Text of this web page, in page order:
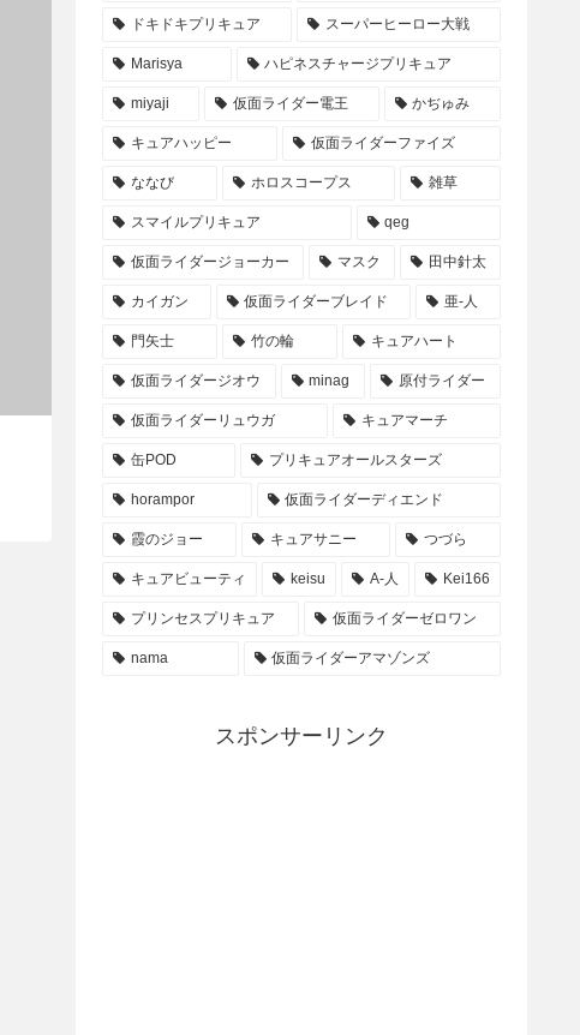
ドキドキプリキュア スーパーヒーロー大戦
Marisya ハピネスチャージプリキュア
miyaji 仮面ライダー電王 かぢゅみ
キュアハッピー 仮面ライダーファイズ
ななび ホロスコープス 雑草
スマイルプリキュア qeg
仮面ライダージョーカー マスク 田中針太
カイガン 仮面ライダーブレイド 亜-人
門矢士 竹の輪 キュアハート
仮面ライダージオウ minag 原付ライダー
仮面ライダーリュウガ キュアマーチ
缶POD プリキュアオールスターズ
horampor 仮面ライダーディエンド
霞のジョー キュアサニー つづら
キュアビューティ keisu A-人 Kei166
プリンセスプリキュア 仮面ライダーゼロワン
nama 仮面ライダーアマゾンズ
スポンサーリンク